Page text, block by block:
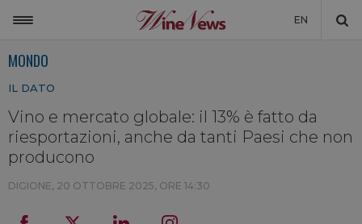
EN
NON SOLO VINO
LA CANTINA DI WINENEWS
DICONO DI NOI
MONDO
IL DATO
Vino e mercato globale: il 13% è fatto da
riesportazioni, anche da tanti Paesi che non
producono
DIGIONE, 20 OTTOBRE 2025, ORE 14:30